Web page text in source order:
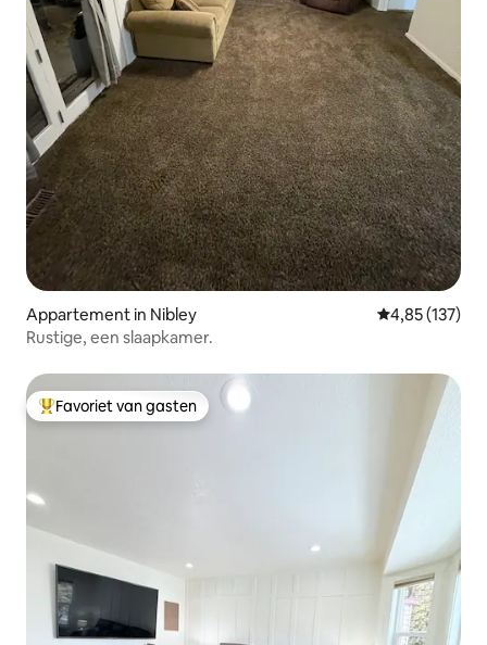
Appartement in Nibley Gemiddelde
4,85 (137)
Rustige, een slaapkamer.
Topfavoriet van gasten
Favoriet van gasten